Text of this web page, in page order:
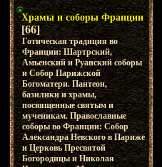
Храмы и соборы Франции
[66]
Готическая традиция во
Франции: Шартрский,
Амьенский и Руанский соборы
и Собор Парижской
Богоматери. Пантеон,
базилики и храмы,
посвященные святым и
мученикам. Православные
соборы во Франции: Собор
Александра Невского в Париже
и Церковь Пресвятой
Богородицы и Николая